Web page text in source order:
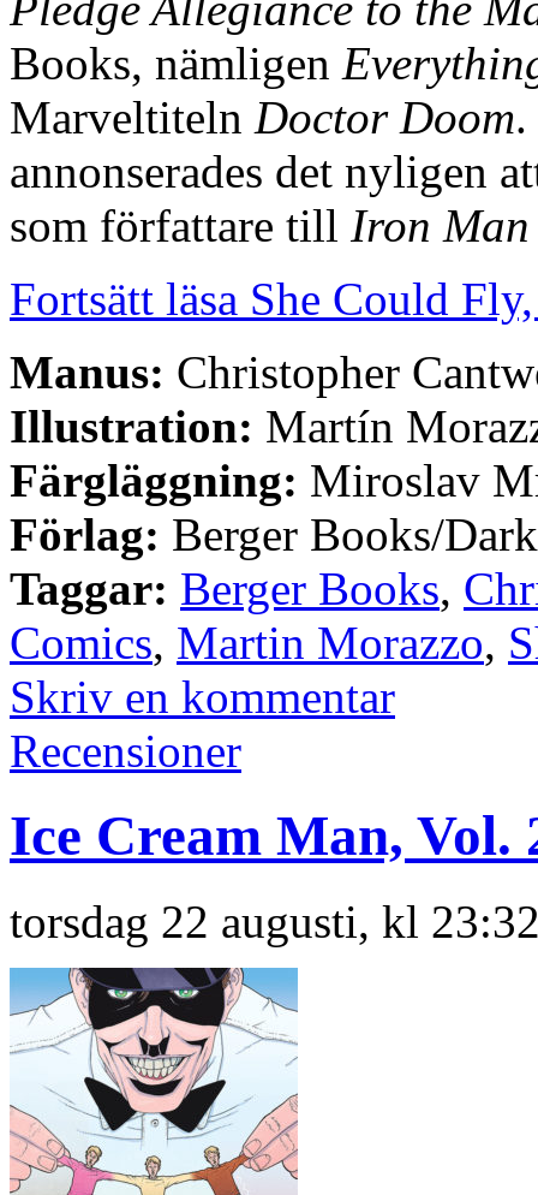
Books, nämligen
Marveltiteln Doctor Doom
annonserades det nyligen
som författare till Iron Man
Fortsätt läsa She Could
Manus: Christopher
Illustration: Martín
Färgläggning: Miroslav
Förlag: Berger Books/
Taggar: Berger Books,
Comics, Martin Morazzo,
Skriv en kommentar
Recensioner
Ice Cream Man, Vol.
torsdag 22 augusti, kl